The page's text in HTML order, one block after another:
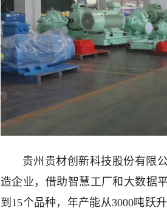
贵州贵材创新科技股份有限
造企业，借助智慧工厂和大数据
到15个品种，年产能从3000吨跃